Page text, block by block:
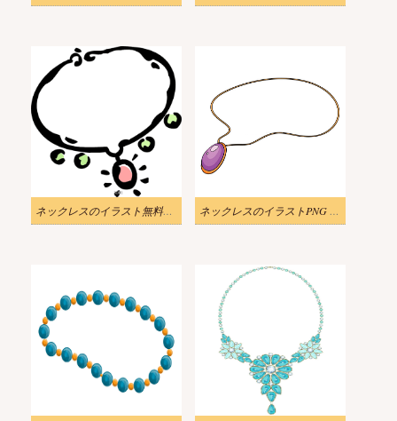
ネックレスのイラスト無料画像 3 ネックレスのイラストPNG 写真